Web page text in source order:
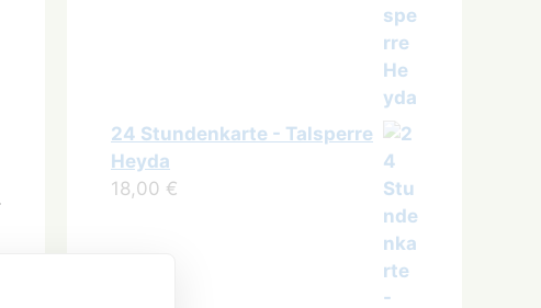
24 Stundenkarte - Talsperre
Heyda
18,00 €